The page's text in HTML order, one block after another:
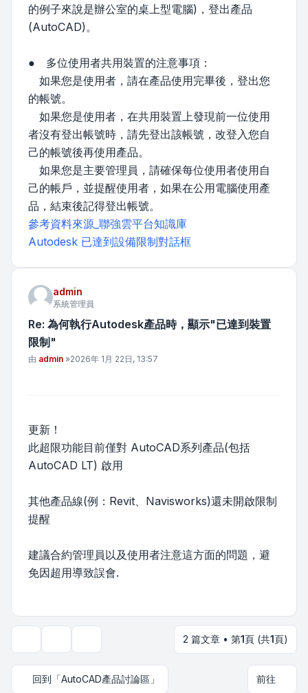
的例子來說是辦公室的桌上型電腦)，登出產品
(AutoCAD)。
● 多位使用者共用裝置的注意事項：
如果您是使用者，請在產品使用完畢後，登出您
的帳號。
如果您是使用者，在共用裝置上發現前一位使用
者沒有登出帳號時，請先登出該帳號，改登入您自
己的帳號後再使用產品。
如果您是主要管理員，請確保每位使用者使用自
己的帳戶，並提醒使用者，如果在公用電腦使用產
品，結束後記得登出帳號。
參考資料來源_聯強雲平台知識庫
Autodesk 已達到設備限制對話框
admin
系統管理員
Re: 為何執行Autodesk產品時，顯示"已達到裝置
限制"
文章
由 admin »2026年 1月 22日, 13:57
更新！
此超限功能目前僅對 AutoCAD系列產品(包括
AutoCAD LT) 啟用
其他產品線(例：Revit、Navisworks)還未開啟限制
提醒
建議合約管理員以及使用者注意這方面的問題，避
免因超用導致誤會.
2 篇文章 • 第1頁 (共1頁)
回到「AutoCAD產品討論區」 前往